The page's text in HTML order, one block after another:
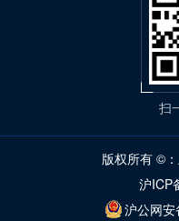
扫
版权所有 ©
沪ICP
沪公网